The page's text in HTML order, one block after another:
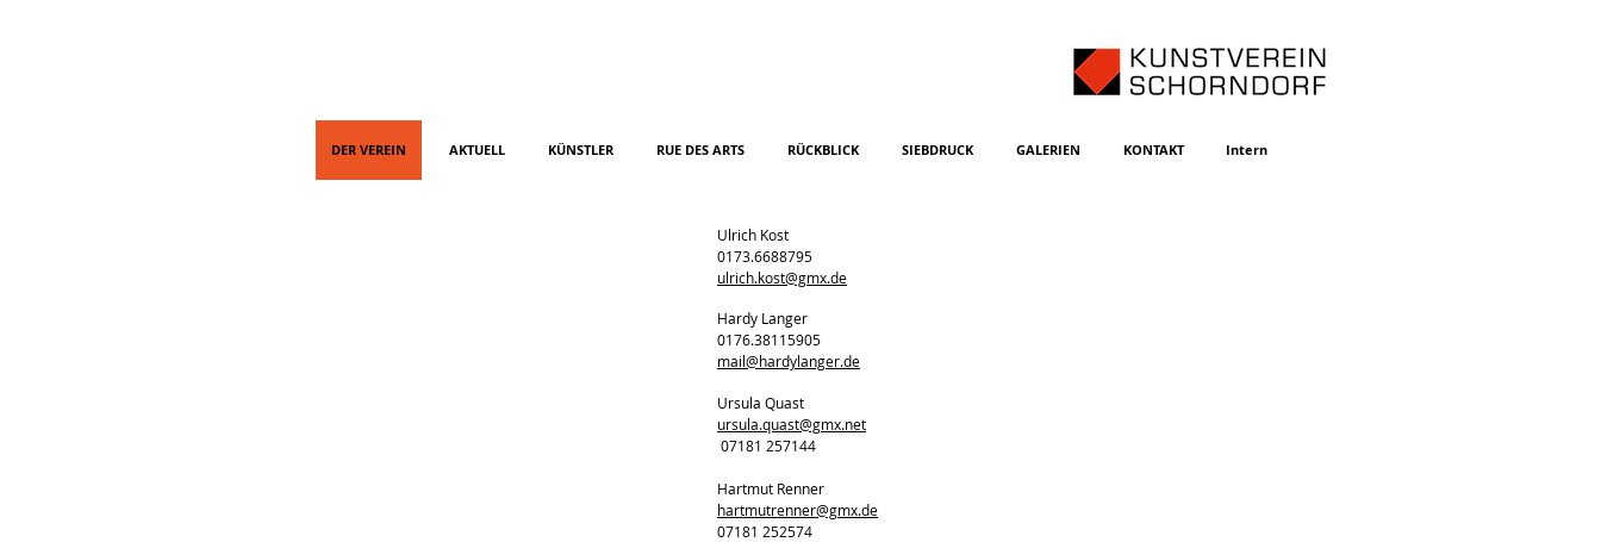
DER VEREIN AKTUELL KÜNSTLER RUE DES ARTS RÜCKBLICK SIEBDRUCK GALERIEN KONTAKT Intern
Ulrich Kost
0173.6688795
ulrich.kost@gmx.de
Hardy Langer
0176.38115905
mail@hardylanger.de
Ursula Quast
ursula.quast@gmx.net
07181 257144
Hartmut Renner
hartmutrenner@gmx.de
07181 252574